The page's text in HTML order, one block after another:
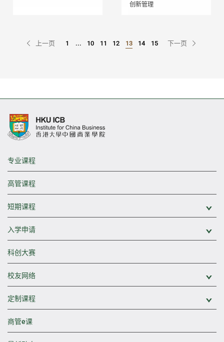
创新管理
上一页 Go to Page
1 ... 10 11 12 13 14 Go to Page
15 下一页
专业课程
高管课程
短期课程
入学申请
科创大赛
校友网络
定制课程
商管e课